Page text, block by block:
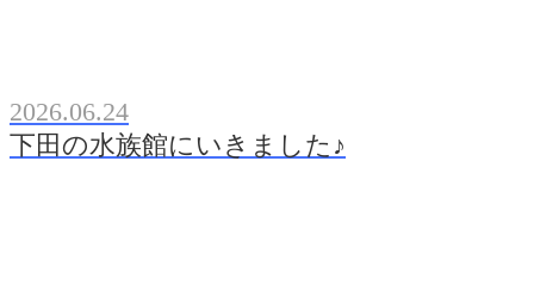
2026.06.24
下田の水族館にいきました♪